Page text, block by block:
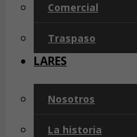
Comercial
Traspaso
LARES
Nosotros
La historia